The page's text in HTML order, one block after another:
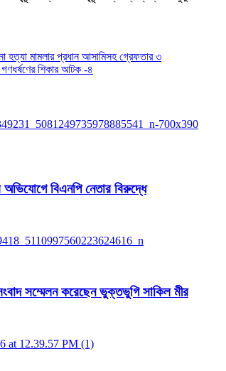
হত্যা মামলার প্রধান আসামিসহ গ্রেফতার ৩
শিকার আটক -৪
অভিযোগে বিএনপি নেতার বিরুদ্ধে
সম্মেলন করেছেন ভুক্তভুগি সাকিল মীর